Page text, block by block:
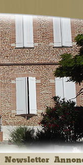
Newsletter